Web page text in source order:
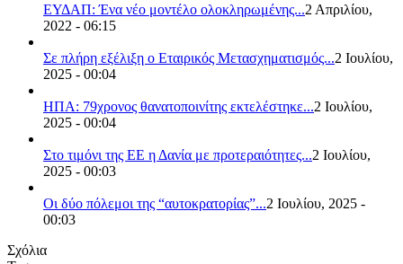
ΕΥΔΑΠ: Ένα νέο μοντέλο ολοκληρωμένης...2 Απριλίου,
2022 - 06:15
Σε πλήρη εξέλιξη ο Εταιρικός Μετασχηματισμός...2 Ιουλίου,
2025 - 00:04
ΗΠΑ: 79χρονος θανατοποινίτης εκτελέστηκε...2 Ιουλίου,
2025 - 00:04
Στο τιμόνι της ΕΕ η Δανία με προτεραιότητες...2 Ιουλίου,
2025 - 00:03
Οι δύο πόλεμοι της “αυτοκρατορίας”...2 Ιουλίου, 2025 -
00:03
Σχόλια